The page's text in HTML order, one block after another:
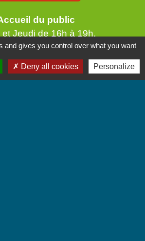
du public
et Jeudi de 16h à 19h.
de 9h à 12h.
and gives you control over what you want
Deny all cookies Personalize